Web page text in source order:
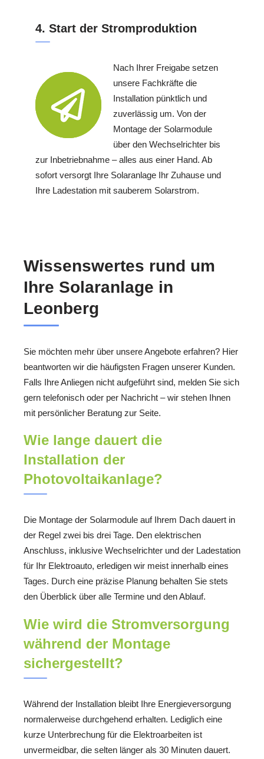
4. Start der Stromproduktion
Nach Ihrer Freigabe setzen
unsere Fachkräfte die
Installation pünktlich und
zuverlässig um. Von der
Montage der Solarmodule
über den Wechselrichter bis
zur Inbetriebnahme – alles aus einer Hand. Ab
sofort versorgt Ihre Solaranlage Ihr Zuhause und
Ihre Ladestation mit sauberem Solarstrom.
Wissenswertes rund um
Ihre Solaranlage in
Leonberg
Sie möchten mehr über unsere Angebote erfahren? Hier
beantworten wir die häufigsten Fragen unserer Kunden.
Falls Ihre Anliegen nicht aufgeführt sind, melden Sie sich
gern telefonisch oder per Nachricht – wir stehen Ihnen
mit persönlicher Beratung zur Seite.
Wie lange dauert die
Installation der
Photovoltaikanlage?
Die Montage der Solarmodule auf Ihrem Dach dauert in
der Regel zwei bis drei Tage. Den elektrischen
Anschluss, inklusive Wechselrichter und der Ladestation
für Ihr Elektroauto, erledigen wir meist innerhalb eines
Tages. Durch eine präzise Planung behalten Sie stets
den Überblick über alle Termine und den Ablauf.
Wie wird die Stromversorgung
während der Montage
sichergestellt?
Während der Installation bleibt Ihre Energieversorgung
normalerweise durchgehend erhalten. Lediglich eine
kurze Unterbrechung für die Elektroarbeiten ist
unvermeidbar, die selten länger als 30 Minuten dauert.